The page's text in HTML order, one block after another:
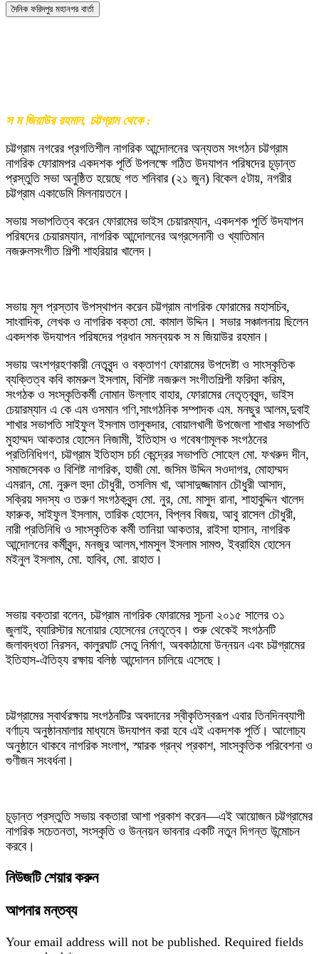
দৈনিক ফরিদপুর মহানগর বার্তা
স ম জিয়াউর রহমান, চট্টগ্রাম থেকে :
চট্টগ্রাম নগরের প্রগতিশীল নাগরিক আন্দোলনের অন্যতম সংগঠন চট্টগ্রাম
নাগরিক ফোরামপর একদশক পূর্তি উপলক্ষে গঠিত উদযাপন পরিষদের চূড়ান্ত
প্রস্তুতি সভা অনুষ্ঠিত হয়েছে গত শনিবার (২১ জুন) বিকেল ৫টায়, নগরীর
চট্টগ্রাম একাডেমি মিলনায়তনে।
সভায় সভাপতিত্ব করেন ফোরামের ভাইস চেয়ারম্যান, একদশক পূর্তি উদযাপন
পরিষদের চেয়ারম্যান, নাগরিক আন্দোলনের অগ্রসেনানী ও খ্যাতিমান
নজরুলসংগীত শিল্পী শাহরিয়ার খালেদ।
সভায় মূল প্রস্তাব উপস্থাপন করেন চট্টগ্রাম নাগরিক ফোরামের মহাসচিব,
সাংবাদিক, লেখক ও নাগরিক বক্তা মো. কামাল উদ্দিন। সভার সঞ্চালনায় ছিলেন
একদশক উদযাপন পরিষদের প্রধান সমন্বয়ক স ম জিয়াউর রহমান।
‍সভায় অংশগ্রহণকারী নেতৃবৃন্দ ও বক্তাগণ ফোরামের উপদেষ্টা ও সাংস্কৃতিক
ব্যক্তিত্ব কবি কামরুল ইসলাম, বিশিষ্ট নজরুল সংগীতশিল্পী ফরিদা করিম,
সংগঠক ও সংস্কৃতিকর্মী নোমান উল্লাহ বাহার, ফোরামের নেতৃত্ববৃন্দ, ভাইস
চেয়ারম্যান এ কে এম ওসমান গণি,সাংগঠনিক সম্পাদক এম. মনছুর আলম,দুবাই
শাখার সভাপতি সাইফুল ইসলাম তালুকদার, বোয়ালখালী উপজেলা শাখার সভাপতি
মুহাম্মদ আকতার হোসেন নিজামী, ইতিহাস ও গবেষণামূলক সংগঠনের
প্রতিনিধিগণ, চট্টগ্রাম ইতিহাস চর্চা কেন্দ্রের সভাপতি সোহেল মো. ফখরুদ দীন,
সমাজসেবক ও বিশিষ্ট নাগরিক, হাজী মো. জসিম উদ্দিন সওদাগর, মোহাম্মদ
এমরান, মো. নুরুল হুদা চৌধুরী, তসলিম খা, আসাদুজ্জামান চৌধুরী আসাদ,
সক্রিয় সদস্য ও তরুণ সংগঠকবৃন্দ মো. নুর, মো. মাসুদ রানা, শাহাবুদ্দিন খালেদ
ফারুক, সাইফুল ইসলাম, তারিক হোসেন, বিপ্লব বিজয়, আবু রাসেল চৌধুরী,
নারী প্রতিনিধি ও সাংস্কৃতিক কর্মী তানিয়া আকতার, রাইসা হাসান, নাগরিক
আন্দোলনের কর্মীবৃন্দ, মনজুর আলম,শামসুল ইসলাম সামশু, ইব্রাহিম হোসেন
মইনুল ইসলাম, মো. হাবিব, মো. রাহাত।
সভায় বক্তারা বলেন, চট্টগ্রাম নাগরিক ফোরামের সূচনা ২০১৫ সালের ৩১
জুলাই, ব্যারিস্টার মনোয়ার হোসেনের নেতৃত্বে। শুরু থেকেই সংগঠনটি
জলাবদ্ধতা নিরসন, কালুরঘাট সেতু নির্মাণ, অবকাঠামো উন্নয়ন এবং চট্টগ্রামের
ইতিহাস-ঐতিহ্য রক্ষায় বলিষ্ঠ আন্দোলন চালিয়ে এসেছে।
চট্টগ্রামের স্বার্থরক্ষায় সংগঠনটির অবদানের স্বীকৃতিস্বরূপ এবার তিনদিনব্যাপী
বর্ণাঢ্য অনুষ্ঠানমালার মাধ্যমে উদযাপন করা হবে এই একদশক পূর্তি। আলোচ্য
অনুষ্ঠানে থাকবে নাগরিক সংলাপ, স্মারক গ্রন্থ প্রকাশ, সাংস্কৃতিক পরিবেশনা ও
গুণীজন সংবর্ধনা।
চূড়ান্ত প্রস্তুতি সভায় বক্তারা আশা প্রকাশ করেন—এই আয়োজন চট্টগ্রামের
নাগরিক সচেতনতা, সংস্কৃতি ও উন্নয়ন ভাবনার একটি নতুন দিগন্ত উন্মোচন
করবে।
নিউজটি শেয়ার করুন
আপনার মন্তব্য
Your email address will not be published. Required fields